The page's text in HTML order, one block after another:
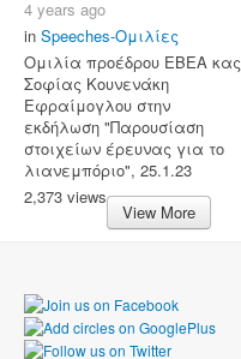
4 years ago
in Speeches-Ομιλίες
Ομιλία προέδρου ΕΒΕΑ κας
Σοφίας Κουνενάκη
Εφραίμογλου στην
εκδήλωση "Παρουσίαση
στοιχείων έρευνας για το
λιανεμπόριο", 25.1.23
2,373 views
View More